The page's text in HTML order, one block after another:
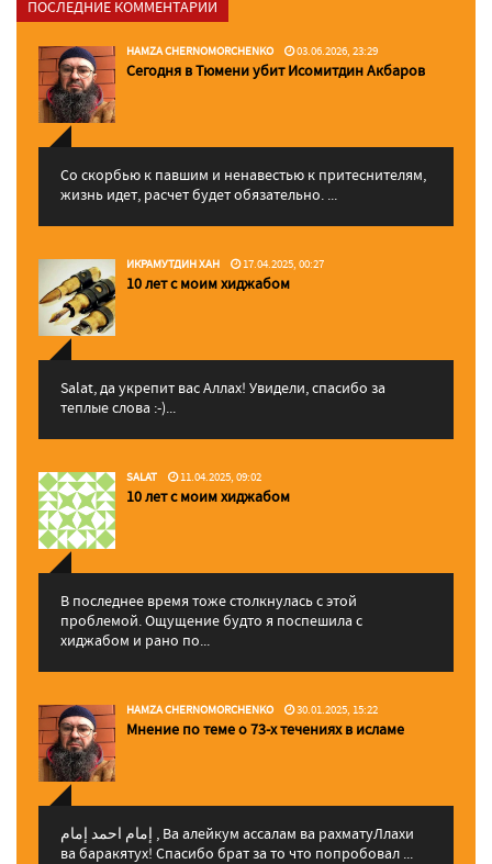
ПОСЛЕДНИЕ КОММЕНТАРИИ
HAMZA CHERNOMORCHENKO 03.06.2026, 23:29
Сегодня в Тюмени убит Исомитдин Акбаров
Со скорбью к павшим и ненавестью к притеснителям,
жизнь идет, расчет будет обязательно. ...
ИКРАМУТДИН ХАН 17.04.2025, 00:27
10 лет с моим хиджабом
Salat, да укрепит вас Аллаx! Увидели, спасибо за
теплые слова :-)...
SALAT 11.04.2025, 09:02
10 лет с моим хиджабом
В последнее время тоже столкнулась с этой
проблемой. Ощущение будто я поспешила с
хиджабом и рано по...
HAMZA CHERNOMORCHENKO 30.01.2025, 15:22
Мнение по теме о 73-х течениях в исламе
إمام احمد إمام , Ва алейкум ассалам ва рахматуЛлахи
ва баракятух! Спасибо брат за то что попробовал ...